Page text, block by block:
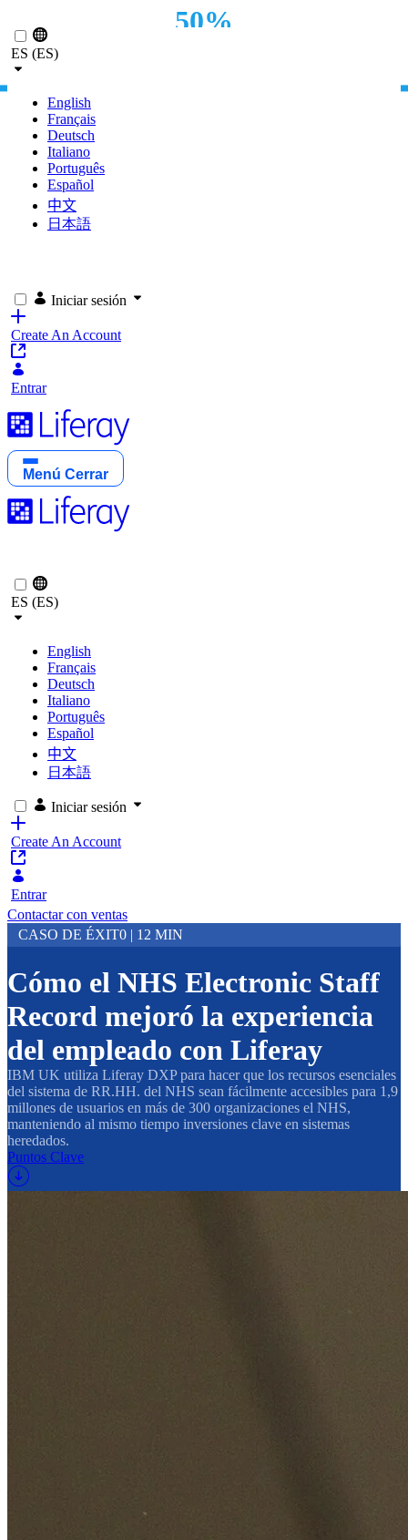
ES (ES)
English
Français
Deutsch
Italiano
Português
Español
中文
日本語
Iniciar sesión
Create An Account
Entrar
Menú Cerrar
ES (ES)
English
Français
Deutsch
Italiano
Português
Español
中文
日本語
Iniciar sesión
Create An Account
Entrar
Contactar con ventas
CASO DE ÉXIT0 | 12 MIN
Cómo el NHS Electronic Staff
Record mejoró la experiencia
del empleado con Liferay
IBM UK utiliza Liferay DXP para hacer que los recursos esenciales
del sistema de RR.HH. del NHS sean fácilmente accesibles para 1,9
millones de usuarios en más de 300 organizaciones el NHS,
manteniendo al mismo tiempo inversiones clave en sistemas
heredados.
Puntos Clave
50%
REDUCCIÓN DEL TRÁFICO A LOS SERVIDORES